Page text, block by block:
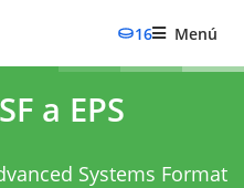
16 Menú
a EPS
Systems Format